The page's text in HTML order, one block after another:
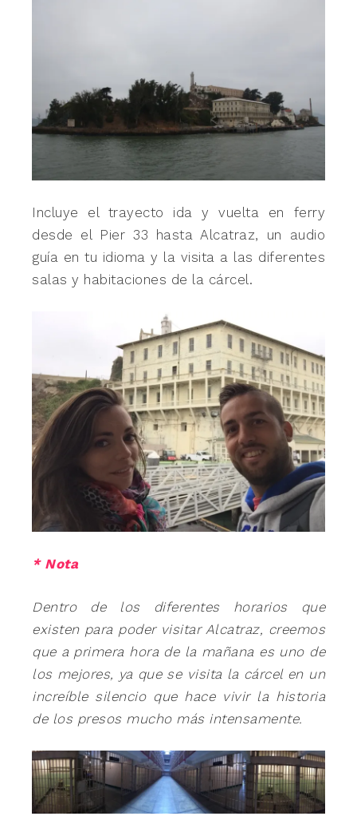
Incluye el trayecto ida y vuelta en ferry
desde el Pier 33 hasta Alcatraz, un audio
guía en tu idioma y la visita a las diferentes
salas y habitaciones de la cárcel.
* Nota
Dentro de los diferentes horarios que
existen para poder visitar Alcatraz, creemos
que a primera hora de la mañana es uno de
los mejores, ya que se visita la cárcel en un
increíble silencio que hace vivir la historia
de los presos mucho más intensamente.